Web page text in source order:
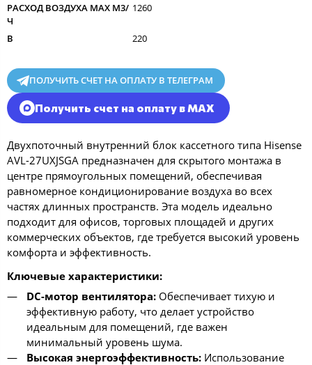
РАСХОД ВОЗДУХА MAX M3/
Ч
1260
В 220
ПОЛУЧИТЬ СЧЕТ НА ОПЛАТУ В ТЕЛЕГРАМ
Получить счет на оплату в MAX
Двухпоточный внутренний блок кассетного типа Hisense
AVL-27UXJSGA предназначен для скрытого монтажа в
центре прямоугольных помещений, обеспечивая
равномерное кондиционирование воздуха во всех
частях длинных пространств. Эта модель идеально
подходит для офисов, торговых площадей и других
коммерческих объектов, где требуется высокий уровень
комфорта и эффективность.
Ключевые характеристики:
DC-мотор вентилятора:Обеспечивает тихую и
эффективную работу, что делает устройство
идеальным для помещений, где важен
минимальный уровень шума.
Высокая энергоэффективность:Использование